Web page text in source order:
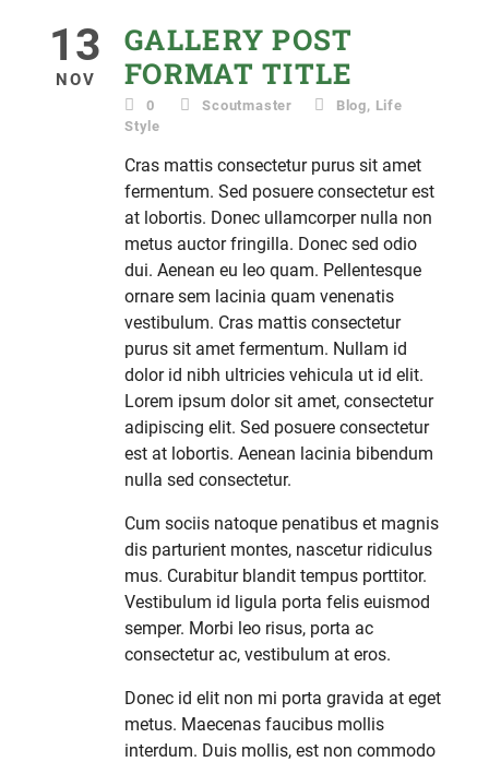
13
NOV
GALLERY POST
FORMAT TITLE
0 Scoutmaster Blog, Life
Style
Cras mattis consectetur purus sit amet
fermentum. Sed posuere consectetur est
at lobortis. Donec ullamcorper nulla non
metus auctor fringilla. Donec sed odio
dui. Aenean eu leo quam. Pellentesque
ornare sem lacinia quam venenatis
vestibulum. Cras mattis consectetur
purus sit amet fermentum. Nullam id
dolor id nibh ultricies vehicula ut id elit.
Lorem ipsum dolor sit amet, consectetur
adipiscing elit. Sed posuere consectetur
est at lobortis. Aenean lacinia bibendum
nulla sed consectetur.
Cum sociis natoque penatibus et magnis
dis parturient montes, nascetur ridiculus
mus. Curabitur blandit tempus porttitor.
Vestibulum id ligula porta felis euismod
semper. Morbi leo risus, porta ac
consectetur ac, vestibulum at eros.
Donec id elit non mi porta gravida at eget
metus. Maecenas faucibus mollis
interdum. Duis mollis, est non commodo